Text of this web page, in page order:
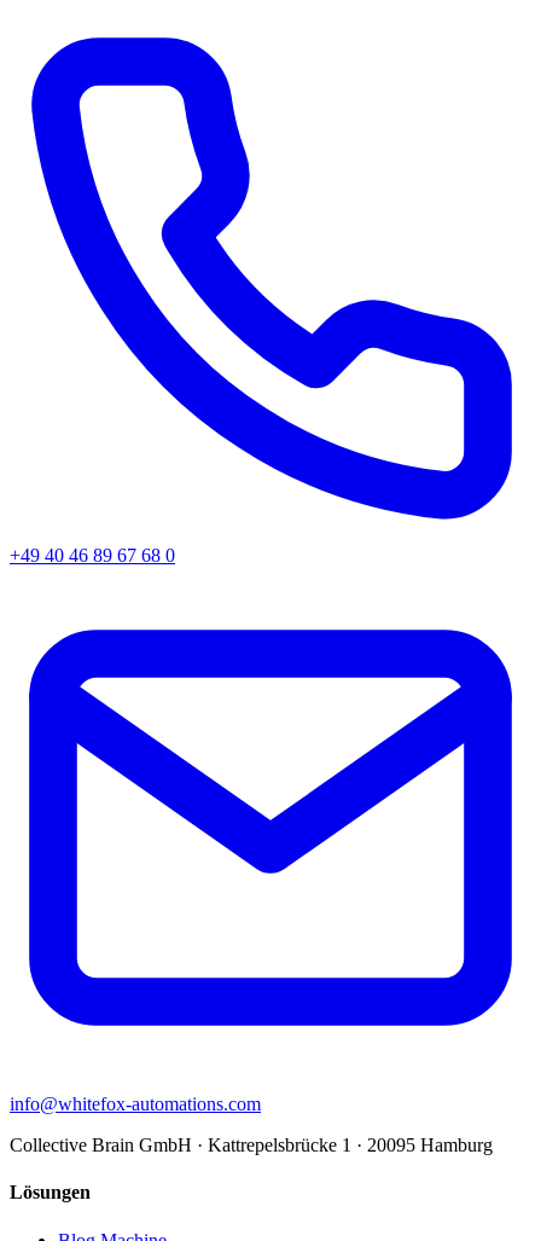
+49 40 46 89 67 68 0
info@whitefox-automations.com
Collective Brain GmbH · Kattrepelsbrücke 1 · 20095 Hamburg
Lösungen